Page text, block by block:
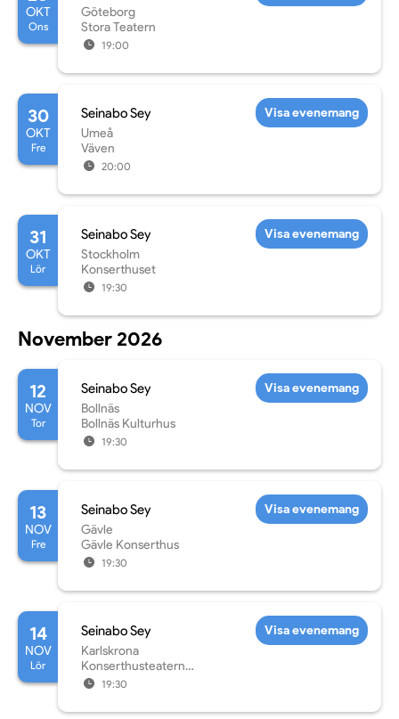
OKT
Ons
Göteborg
Stora Teatern
19:00
30
OKT
Fre
Seinabo Sey
Umeå
Väven
20:00
Visa evenemang
31
OKT
Lör
Seinabo Sey
Stockholm
Konserthuset
19:30
Visa evenemang
November 2026
12
NOV
Tor
Seinabo Sey
Bollnäs
Bollnäs Kulturhus
19:30
Visa evenemang
13
NOV
Fre
Seinabo Sey
Gävle
Gävle Konserthus
19:30
Visa evenemang
14
NOV
Lör
Seinabo Sey
Karlskrona
Konserthusteatern
(Karlskrona)
19:30
Visa evenemang